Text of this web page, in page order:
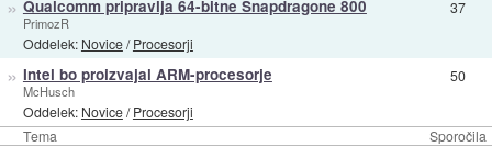
Tema Sporočila
» Qualcomm pripravlja 64-bitne Snapdragone 800
PrimozR
Oddelek: Novice/Procesorji
37
» Intel bo proizvajal ARM-procesorje
McHusch
Oddelek: Novice/Procesorji
50